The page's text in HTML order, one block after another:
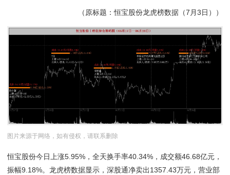
（原标题：恒宝股份龙虎榜数据（7月3日））
图片来源于网络，如有侵权，请联系删除
恒宝股份今日上涨5.95%，全天换手率40.34%，成交额46.68亿元，
振幅9.18%。龙虎榜数据显示，深股通净卖出1357.43万元，营业部